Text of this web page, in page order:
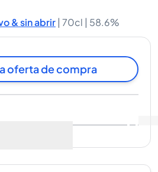
& sin abrir | 70cl | 58.6%
oferta de compra